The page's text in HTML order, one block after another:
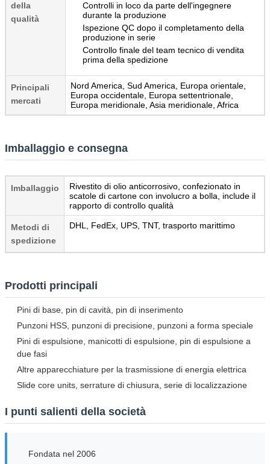
della
qualità
Controlli in loco da parte dell'ingegnere
durante la produzione
Ispezione QC dopo il completamento della
produzione in serie
Controllo finale del team tecnico di vendita
prima della spedizione
Principali
mercati
Nord America, Sud America, Europa orientale,
Europa occidentale, Europa settentrionale,
Europa meridionale, Asia meridionale, Africa
Imballaggio e consegna
Imballaggio
Rivestito di olio anticorrosivo, confezionato in
scatole di cartone con involucro a bolla, include il
rapporto di controllo qualità
Metodi di
spedizione
DHL, FedEx, UPS, TNT, trasporto marittimo
Prodotti principali
Pini di base, pin di cavità, pin di inserimento
Punzoni HSS, punzoni di precisione, punzoni a forma speciale
Pini di espulsione, manicotti di espulsione, pin di espulsione a
due fasi
Altre apparecchiature per la trasmissione di energia elettrica
Slide core units, serrature di chiusura, serie di localizzazione
I punti salienti della società
Fondata nel 2006